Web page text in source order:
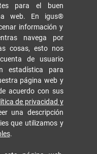
para el buen
web. En igus®
información y
navega por
cosas, esto nos
de usuario
estadística para
página web y
acuerdo con sus
de privacidad y
una descripción
que utilizamos y
.